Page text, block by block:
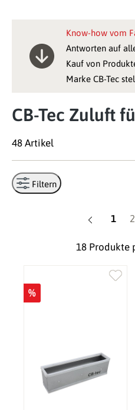
Know-how vom
Antworten auf
Kauf von
Marke CB-Tec
CB-Tec Zuluft
48 Artikel
Filtern
Seite
1 2
%